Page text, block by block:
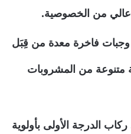
من الخصوصية.
وجبات فاخرة معدة من قِبَل
متنوعة من المشروبات
الدرجة الأولى بأولوية